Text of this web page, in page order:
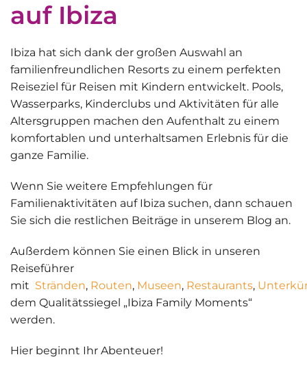
auf Ibiza
Ibiza hat sich dank der großen Auswahl an
familienfreundlichen Resorts zu einem perfekten
Reiseziel für Reisen mit Kindern entwickelt. Pools,
Wasserparks, Kinderclubs und Aktivitäten für alle
Altersgruppen machen den Aufenthalt zu einem
komfortablen und unterhaltsamen Erlebnis für die
ganze Familie.
Wenn Sie weitere Empfehlungen für
Familienaktivitäten auf Ibiza suchen, dann schauen
Sie sich die restlichen Beiträge in unserem Blog an.
Außerdem können Sie einen Blick in unseren
Reiseführer
mit Stränden, Routen, Museen, Restaurants,
dem Qualitätssiegel „Ibiza Family Moments“
werden.
Hier beginnt Ihr Abenteuer!